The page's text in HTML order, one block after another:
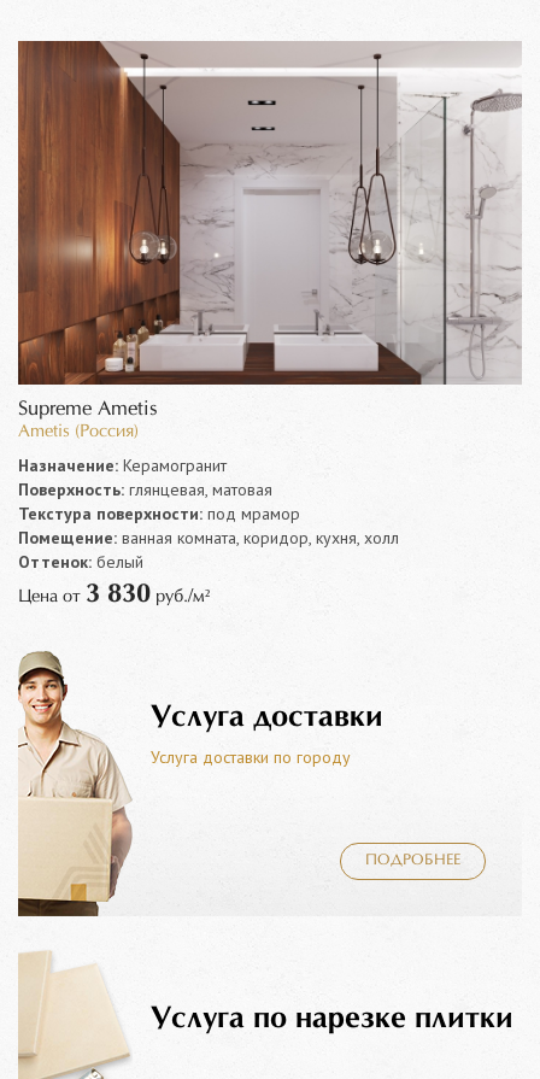
Supreme Ametis
Ametis (Россия)
Назначение: Керамогранит
Поверхность: глянцевая, матовая
Текстура поверхности: под мрамор
Помещение: ванная комната, коридор, кухня, холл
Оттенок: белый
Цена от 3 830 руб./м²
Услуга доставки
Услуга доставки по городу
ПОДРОБНЕЕ
Услуга по нарезке плитки